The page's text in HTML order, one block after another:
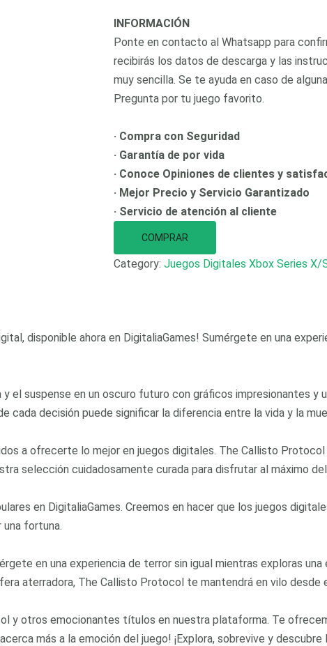
INFORMACIÓN
Ponte en contacto al Whatsapp para
recibirás los datos de descarga y las
muy sencilla. Se te ayuda en caso de
Pregunta por tu juego favorito.
· Compra con Seguridad
· Garantía de por vida
· Conoce Opiniones de clientes y
· Mejor Precio y Servicio Garantizado
· Servicio de atención al cliente
COMPRAR
Category: Juegos Digitales Xbox Series X/
disponible ahora en DigitaliaGames! Sumérgete en una
y el suspense en un oscuro futuro con gráficos impresionantes y
cada decisión puede significar la diferencia entre la vida y la
a ofrecerte lo mejor en juegos digitales. The Callisto Protocol
selección cuidadosamente curada para disfrutar al máximo
en DigitaliaGames. Creemos en hacer que los juegos
fortuna.
en una experiencia de terror sin igual mientras exploras
aterradora, The Callisto Protocol te mantendrá en vilo desde
y otros emocionantes títulos en nuestra plataforma. Te
más a la emoción del juego! ¡Explora, sobrevive y